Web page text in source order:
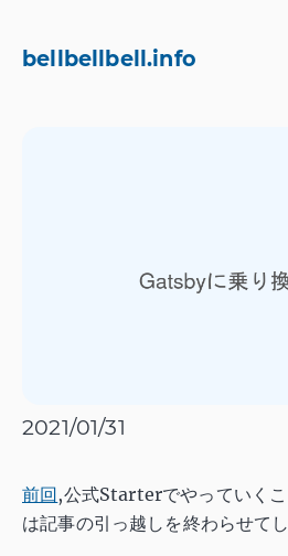
bellbellbell.info
2021/01/31
前回,公式Starterでやっていく
は記事の引っ越しを終わらせて